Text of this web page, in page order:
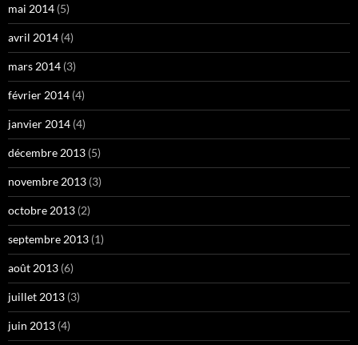
mai 2014 (5)
avril 2014 (4)
mars 2014 (3)
février 2014 (4)
janvier 2014 (4)
décembre 2013 (5)
novembre 2013 (3)
octobre 2013 (2)
septembre 2013 (1)
août 2013 (6)
juillet 2013 (3)
juin 2013 (4)